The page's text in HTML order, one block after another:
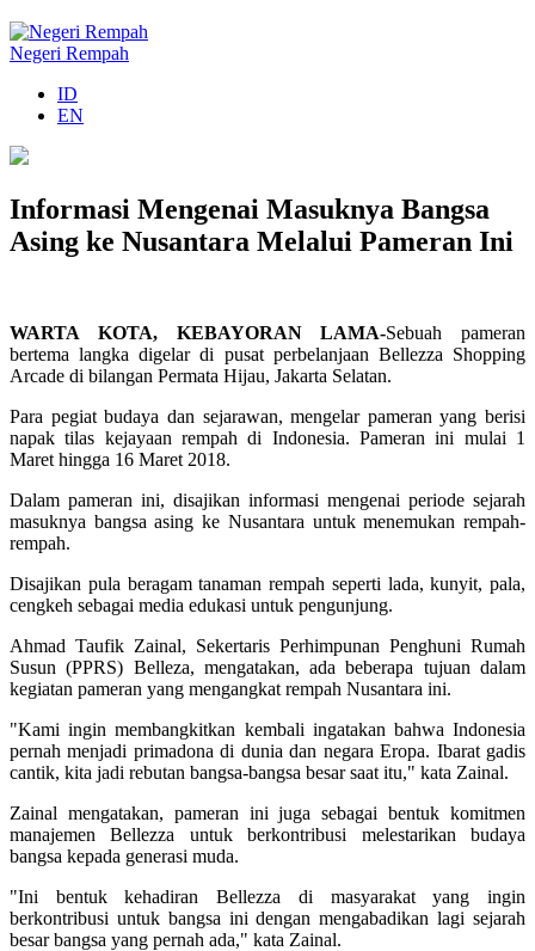
Negeri Rempah
ID
EN
Informasi Mengenai Masuknya Bangsa
Asing ke Nusantara Melalui Pameran Ini
WARTA KOTA, KEBAYORAN LAMA-Sebuah pameran
bertema langka digelar di pusat perbelanjaan Bellezza Shopping
Arcade di bilangan Permata Hijau, Jakarta Selatan.
Para pegiat budaya dan sejarawan, mengelar pameran yang berisi
napak tilas kejayaan rempah di Indonesia. Pameran ini mulai 1
Maret hingga 16 Maret 2018.
Dalam pameran ini, disajikan informasi mengenai periode sejarah
masuknya bangsa asing ke Nusantara untuk menemukan rempah-
rempah.
Disajikan pula beragam tanaman rempah seperti lada, kunyit, pala,
cengkeh sebagai media edukasi untuk pengunjung.
Ahmad Taufik Zainal, Sekertaris Perhimpunan Penghuni Rumah
Susun (PPRS) Belleza, mengatakan, ada beberapa tujuan dalam
kegiatan pameran yang mengangkat rempah Nusantara ini.
"Kami ingin membangkitkan kembali ingatakan bahwa Indonesia
pernah menjadi primadona di dunia dan negara Eropa. Ibarat gadis
cantik, kita jadi rebutan bangsa-bangsa besar saat itu," kata Zainal.
Zainal mengatakan, pameran ini juga sebagai bentuk komitmen
manajemen Bellezza untuk berkontribusi melestarikan budaya
bangsa kepada generasi muda.
"Ini bentuk kehadiran Bellezza di masyarakat yang ingin
berkontribusi untuk bangsa ini dengan mengabadikan lagi sejarah
besar bangsa yang pernah ada," kata Zainal.